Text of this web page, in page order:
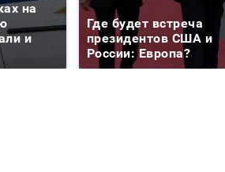
на
и
Где будет встреча
президентов США и
России: Европа?